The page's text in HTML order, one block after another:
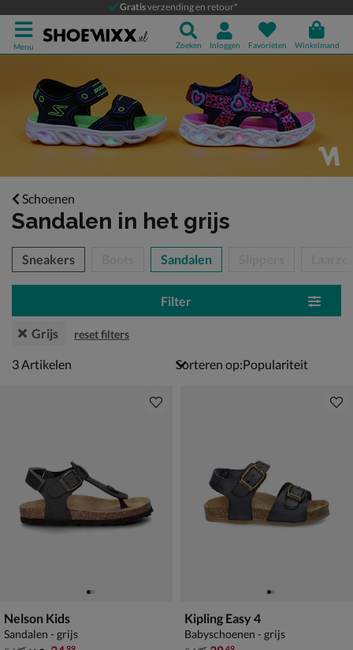
Gratisverzending en retour*
Menu Zoeken Inloggen Favorieten Winkelmand
Schoenen
Sandalen in het grijs
over
Sneakers Sandalen
Filter
Grijs reset filters
3 artikelen
3 Artikelen Sorteren op:
Nelson Kids
Sandalen - grijs
99
Kipling Easy 4
Babyschoenen - grijs
49